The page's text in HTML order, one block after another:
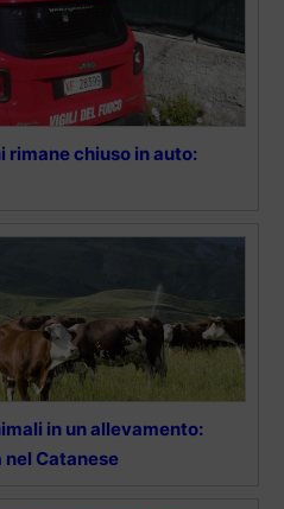
rimane chiuso in auto:
in un allevamento:
Catanese